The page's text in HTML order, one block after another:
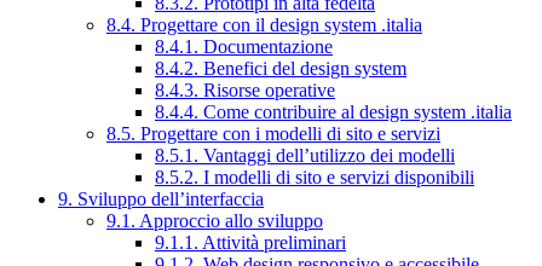
8.4. Progettare con il design system .italia
8.4.1. Documentazione
8.4.2. Benefici del design system
8.4.3. Risorse operative
8.4.4. Come contribuire al design system .italia
8.5. Progettare con i modelli di sito e servizi
8.5.1. Vantaggi dell’utilizzo dei modelli
8.5.2. I modelli di sito e servizi disponibili
9. Sviluppo dell’interfaccia
9.1. Approccio allo sviluppo
9.1.1. Attività preliminari